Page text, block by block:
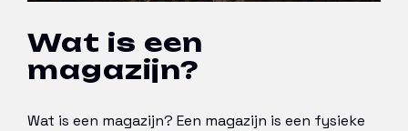
Wat is een
magazijn?
Wat is een magazijn? Een magazijn is een fysieke